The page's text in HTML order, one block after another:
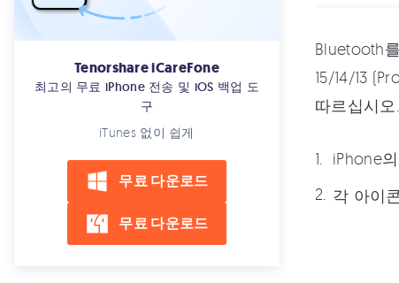
Tenorshare iCareFone
최고의 무료 iPhone 전송 및 iOS 백업 도
구
iTunes 없이 쉽게
무료 다운로드
무료 다운로드
Bluetooth
15/14/13
따르십시오.
iPhone
각 아이